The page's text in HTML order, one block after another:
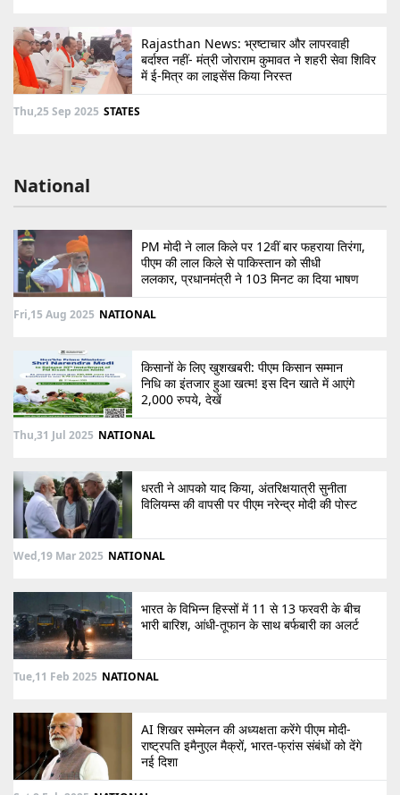
Rajasthan News: भ्रष्टाचार और लापरवाही
बर्दाश्त नहीं- मंत्री जोराराम कुमावत ने शहरी सेवा शिविर
में ई-मित्र का लाइसेंस किया निरस्त
Thu,25 Sep 2025 STATES
National
PM मोदी ने लाल किले पर 12वीं बार फहराया तिरंगा,
पीएम की लाल किले से पाकिस्तान को सीधी
ललकार, प्रधानमंत्री ने 103 मिनट का दिया भाषण
Fri,15 Aug 2025 NATIONAL
किसानों के लिए खुशखबरी: पीएम किसान सम्मान
निधि का इंतजार हुआ खत्म! इस दिन खाते में आएंगे
2,000 रुपये, देखें
Thu,31 Jul 2025 NATIONAL
धरती ने आपको याद किया, अंतरिक्षयात्री सुनीता
विलियम्स की वापसी पर पीएम नरेन्द्र मोदी की पोस्ट
Wed,19 Mar 2025 NATIONAL
भारत के विभिन्न हिस्सों में 11 से 13 फरवरी के बीच
भारी बारिश, आंधी-तूफान के साथ बर्फबारी का अलर्ट
Tue,11 Feb 2025 NATIONAL
AI शिखर सम्मेलन की अध्यक्षता करेंगे पीएम मोदी-
राष्ट्रपति इमैनुएल मैक्रों, भारत-फ्रांस संबंधों को देंगे
नई दिशा